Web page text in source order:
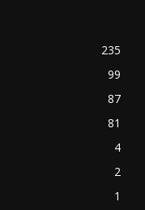
235
99
87
81
4
2
1